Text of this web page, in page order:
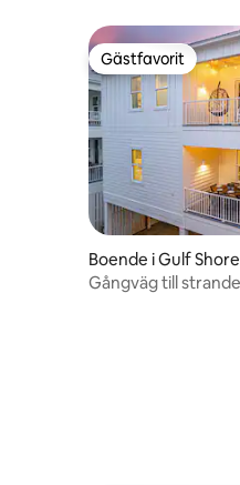
Gästfavorit
Gästfavorit
Boende i Gulf
Gångväg till